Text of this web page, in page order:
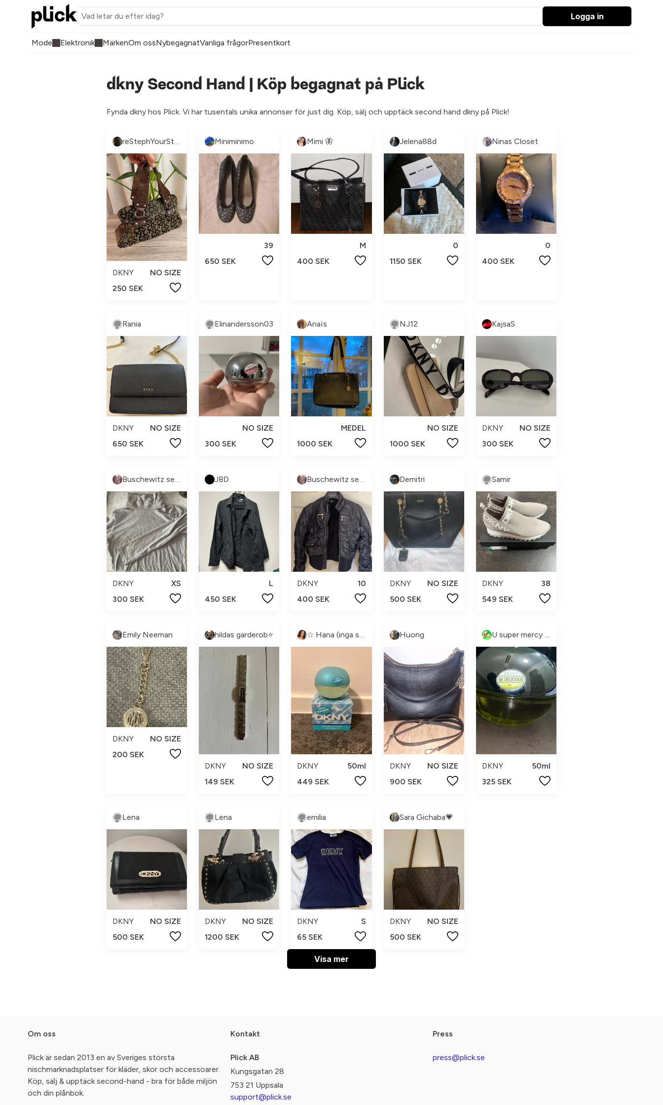
Logga in
Mode Elektronik MärkenOm ossNybegagnatVanliga frågorPresentkort
dkny Second Hand | Köp begagnat på Plick
Fynda dkny hos Plick. Vi har tusentals unika annonser för just dig. Köp, sälj och upptäck second hand dkny på Plick!
reStephYourStyle
DKNY
NO SIZE
250 SEK
Miniminimo
39
650 SEK
Mimi 🦋
M
400 SEK
Jelena88d
0
1150 SEK
Ninas Closet
0
400 SEK
Rania
DKNY
NO SIZE
650 SEK
Elinandersson03
NO SIZE
300 SEK
Anaïs
MEDEL
1000 SEK
NJ12
NO SIZE
1000 SEK
KajsaS
DKNY
NO SIZE
300 SEK
DKNY
XS
300 SEK
JBD
L
450 SEK
DKNY
10
400 SEK
Demitri
DKNY
NO SIZE
500 SEK
Samir
DKNY
38
549 SEK
Emily Neeman
DKNY
NO SIZE
200 SEK
hildas garderob⭐️
DKNY
NO SIZE
149 SEK
☆ Hana (inga scambud snälla)
DKNY
50ml
449 SEK
Huong
DKNY
NO SIZE
900 SEK
U super mercy ♡
DKNY
50ml
325 SEK
Lena
DKNY
NO SIZE
500 SEK
Lena
DKNY
NO SIZE
1200 SEK
emilia
DKNY
S
65 SEK
Sara Gichaba💗
DKNY
NO SIZE
500 SEK
Visa mer
Om oss
Plick är sedan 2013 en av Sveriges största
nischmarknadsplatser för kläder, skor och accessoarer.
Köp, sälj & upptäck second-hand - bra för både miljön
och din plånbok.
Kontakt
Plick AB
Kungsgatan 28
753 21 Uppsala
support@plick.se
Press
press@plick.se